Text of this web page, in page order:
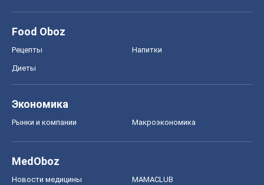
Food Oboz
Рецепты Напитки
Диеты
Экономика
Рынки и компании Mакроэкономика
MedOboz
Новости медицины MAMACLUB